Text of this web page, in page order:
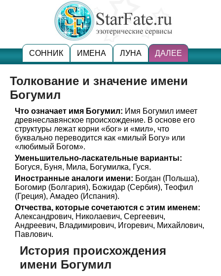
СОННИК ИМЕНА ЛУНА ДАЛЕЕ
Толкование и значение имени
Богумил
Что означает имя Богумил: Имя Богумил имеет
древнеславянское происхождение. В основе его
структуры лежат корни «бог» и «мил», что
буквально переводится как «милый Богу» или
«любимый Богом».
Уменьшительно-ласкательные варианты:
Богуся, Буня, Мила, Богумилка, Гуся.
Иностранные аналоги имени: Богдан (Польша),
Богомир (Болгария), Божидар (Сербия), Теофил
(Греция), Амадео (Испания).
Отчества, которые сочетаются с этим именем:
Александрович, Николаевич, Сергеевич,
Андреевич, Владимирович, Игоревич, Михайлович,
Павлович.
История происхождения
имени Богумил